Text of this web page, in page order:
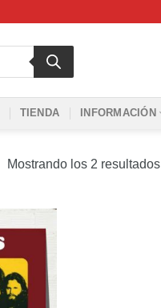
TIENDA INFORMACIÓN
Mostrando los 2 resultados
a la
lista de
deseos